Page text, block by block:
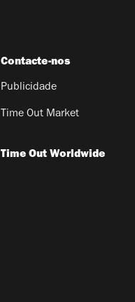
Contacte-nos
Publicidade
Time Out Market
Time Out Worldwide